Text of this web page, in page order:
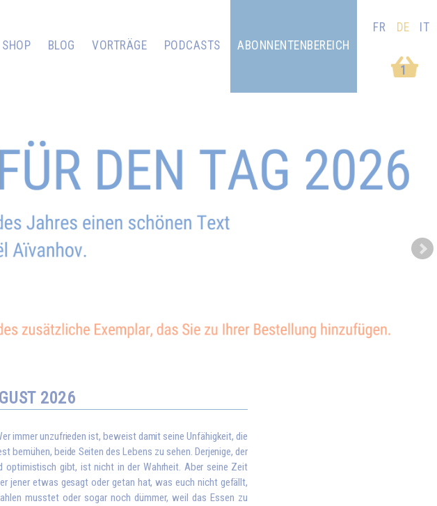
SHOP BLOG VORTRÄGE
PODCASTS
1
ABONNENTENBEREICH
FR DE IT
Next
2026
immer unzufrieden ist, beweist damit seine Unfähigkeit, die
bemühen, beide Seiten des Lebens zu sehen. Derjenige, der
optimistisch gibt, ist nicht in der Wahrheit. Aber seine Zeit
jener etwas gesagt oder getan hat, was euch nicht gefällt,
musstet oder sogar noch dümmer, weil das Essen zu